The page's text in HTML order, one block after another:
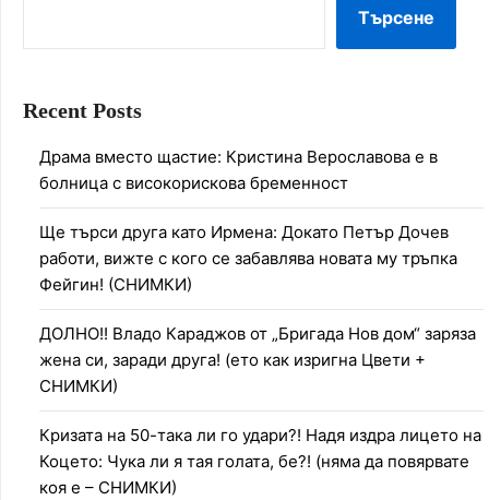
Търсене
Recent Posts
Драма вместо щастие: Кристина Верославова е в
болница с високорискова бременност
Ще търси друга като Ирмена: Докато Петър Дочев
работи, вижте с кого се забавлява новата му тръпка
Фейгин! (СНИМКИ)
ДОЛНО!! Владо Караджов от „Бригада Нов дом“ заряза
жена си, заради друга! (ето как изригна Цвети +
СНИМКИ)
Кризата на 50-така ли го удари?! Надя издра лицето на
Коцето: Чука ли я тая голата, бе?! (няма да повярвате
коя е – СНИМКИ)